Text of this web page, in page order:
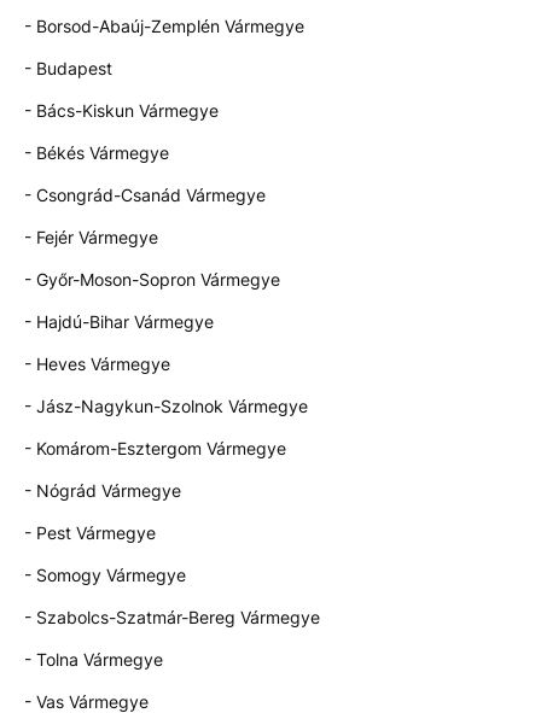
- Borsod-Abaúj-Zemplén Vármegye
- Budapest
- Bács-Kiskun Vármegye
- Békés Vármegye
- Csongrád-Csanád Vármegye
- Fejér Vármegye
- Győr-Moson-Sopron Vármegye
- Hajdú-Bihar Vármegye
- Heves Vármegye
- Jász-Nagykun-Szolnok Vármegye
- Komárom-Esztergom Vármegye
- Nógrád Vármegye
- Pest Vármegye
- Somogy Vármegye
- Szabolcs-Szatmár-Bereg Vármegye
- Tolna Vármegye
- Vas Vármegye